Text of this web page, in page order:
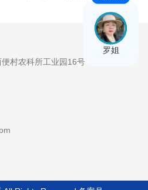
村农科所工业园16号
罗姐